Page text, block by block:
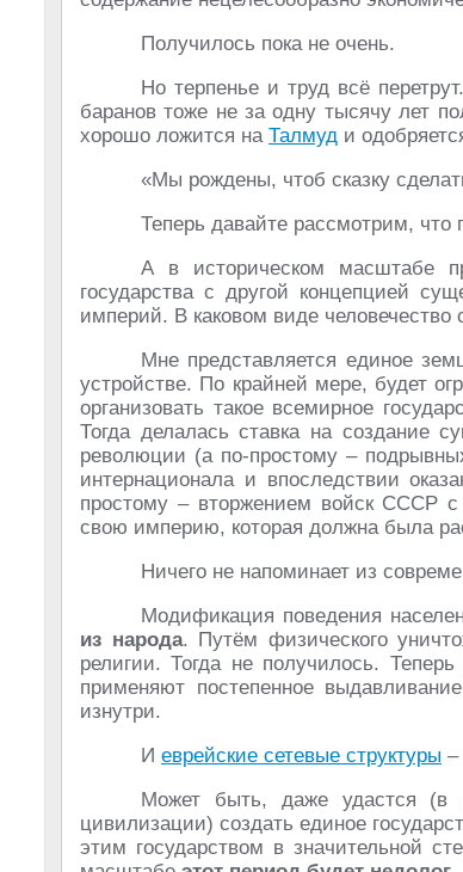
Получилось пока не очень.
Но терпенье и труд всё
баранов тоже не за одну тысячу лет
хорошо ложится на Талмуд и
«Мы рождены, чтоб сказку
Теперь давайте рассмотрим,
А в историческом масштабе
государства с другой концепцией
империй. В каковом виде человечество
Мне представляется единое
устройстве. По крайней мере, будет
организовать такое всемирное
Тогда делалась ставка на создание
революции (а по-простому –
интернационала и впоследствии
простому – вторжением войск СССР
свою империю, которая должна была
Ничего не напоминает из
Модификация поведения
из народа. Путём физического
религии. Тогда не получилось.
применяют постепенное
изнутри.
И еврейские сетевые структуры –
Может быть, даже удастся (в
цивилизации) создать единое
этим государством в значительной